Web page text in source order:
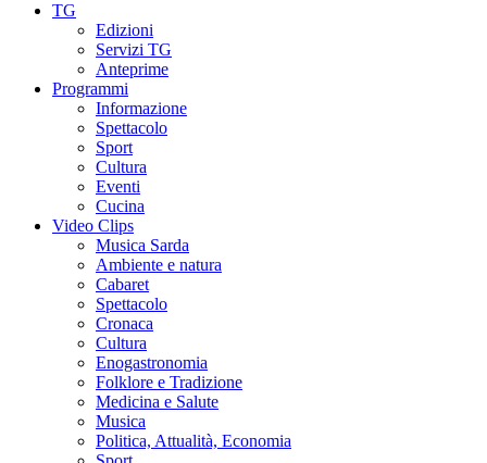
TG
Edizioni
Servizi TG
Anteprime
Programmi
Informazione
Spettacolo
Sport
Cultura
Eventi
Cucina
Video Clips
Musica Sarda
Ambiente e natura
Cabaret
Spettacolo
Cronaca
Cultura
Enogastronomia
Folklore e Tradizione
Medicina e Salute
Musica
Politica, Attualità, Economia